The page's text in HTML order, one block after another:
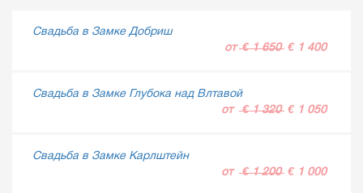
Свадьба в Замке Добриш
от€ 1 650 € 1 400
Свадьба в Замке Глубока над Влтавой
от € 1 320 € 1 050
Свадьба в Замке Карлштейн
от € 1 200 € 1 000